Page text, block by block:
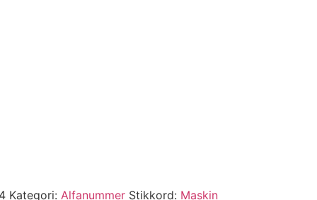
Kategori: Alfanummer Stikkord: Maskin